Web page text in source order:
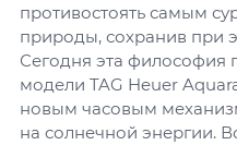
противостоять самым
природы, сохранив при
Сегодня эта философия
модели TAG Heuer
новым часовым
на солнечной энергии.